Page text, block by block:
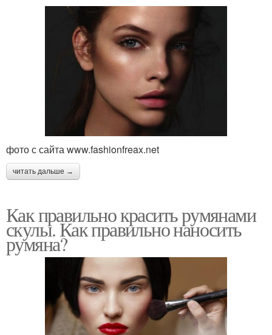
фото с сайта www.fashionfreax.net
читать дальше →
Как правильно красить румянами
скулы. Как правильно наносить
румяна?